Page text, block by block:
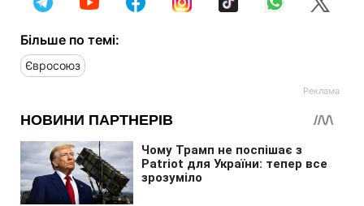
Більше по темі:
Євросоюз